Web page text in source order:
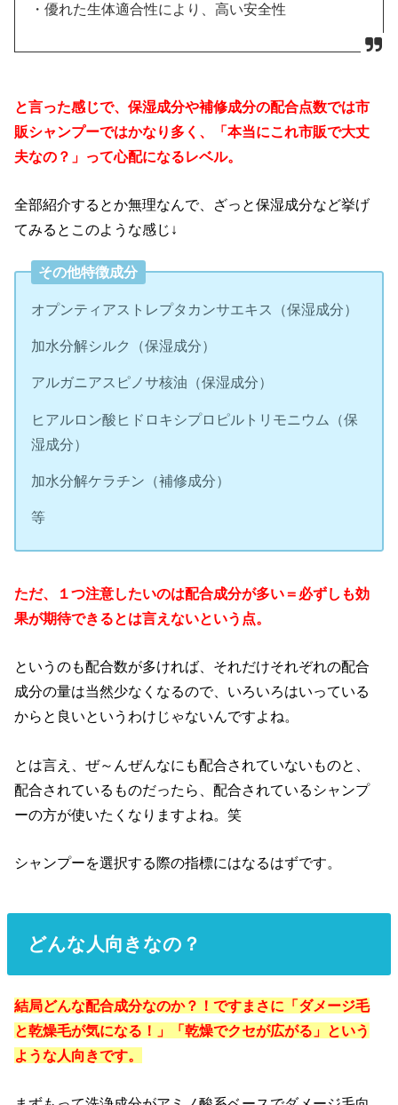
・優れた生体適合性により、高い安全性
と言った感じで、保湿成分や補修成分の配合点数では市
販シャンプーではかなり多く、「本当にこれ市販で大丈
夫なの？」って心配になるレベル。
全部紹介するとか無理なんで、ざっと保湿成分など挙げ
てみるとこのような感じ↓
その他特徴成分
オプンティアストレプタカンサエキス（保湿成分）
加水分解シルク（保湿成分）
アルガニアスピノサ核油（保湿成分）
ヒアルロン酸ヒドロキシプロピルトリモニウム（保
湿成分）
加水分解ケラチン（補修成分）
等
ただ、１つ注意したいのは配合成分が多い＝必ずしも効
果が期待できるとは言えないという点。
というのも配合数が多ければ、それだけそれぞれの配合
成分の量は当然少なくなるので、いろいろはいっている
からと良いというわけじゃないんですよね。
とは言え、ぜ～んぜんなにも配合されていないものと、
配合されているものだったら、配合されているシャンプ
ーの方が使いたくなりますよね。笑
シャンプーを選択する際の指標にはなるはずです。
どんな人向きなの？
結局どんな配合成分なのか？！ですまさに「ダメージ毛
と乾燥毛が気になる！」「乾燥でクセが広がる」という
ような人向きです。